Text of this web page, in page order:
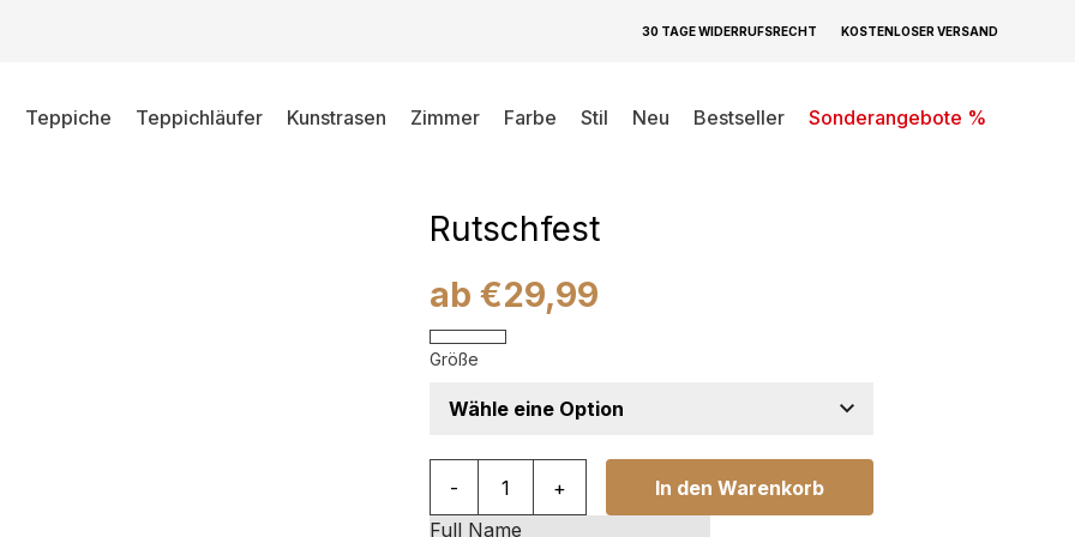
30 TAGE WIDERRUFSRECHT KOSTENLOSER VERSAND
Teppiche Teppichläufer Kunstrasen Zimmer Farbe Stil Neu Bestseller
Sonderangebote %
Rutschfest
ab €29,99
Größe
- + In den Warenkorb